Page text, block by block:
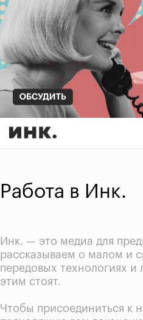
Работа в Инк.
Инк. — это медиа для
рассказываем о малом и
передовых технологиях и
этим стоят.
Чтобы присоединиться к